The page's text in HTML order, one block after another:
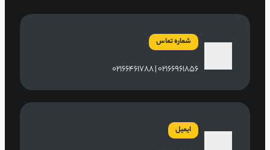
شماره تماس
۰۲۱۶۶۹۶۱۸۵۶ | ۰۲۱۶۶۴۶۱۷۸۸
ایمیل